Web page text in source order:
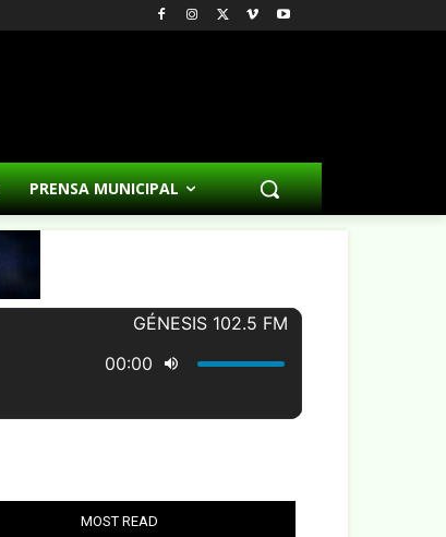
PRENSA MUNICIPAL
MOST READ